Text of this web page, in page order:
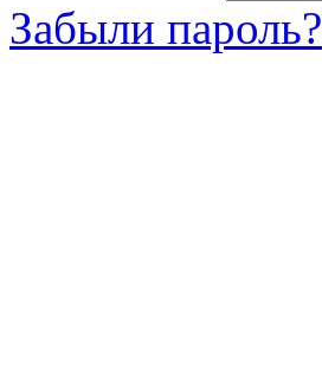
Забыли пароль?